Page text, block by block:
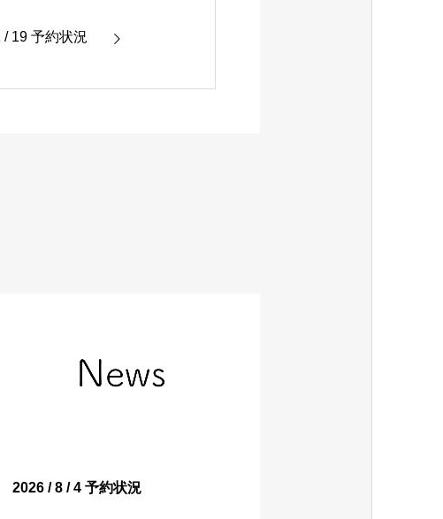
/ 19 予約状況
2026 / 8 / 4 予約状況